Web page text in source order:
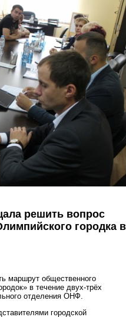
решить вопрос
городка в
маршрут общественного
в течение двух-трёх
отделения ОНФ.
городской